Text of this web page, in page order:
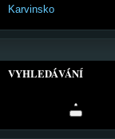
Karvinsko
VYHLEDÁVÁNÍ